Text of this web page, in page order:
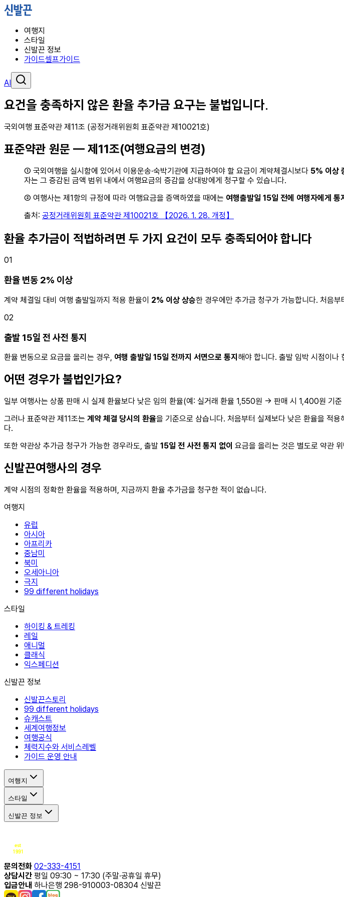
여행지
스타일
신발끈 정보
가이드셀프가이드
AI
요건을 충족하지 않은 환율 추가금 요구는 불법입니다.
국외여행 표준약관 제11조 (공정거래위원회 표준약관 제10021호)
표준약관 원문 — 제11조(여행요금의 변경)
① 국외여행을 실시함에 있어서 이용운송·숙박기관에 지급하여야 할 요금이 계약체결시보다 5% 이상
자는 그 증감된 금액 범위 내에서 여행요금의 증감을 상대방에게 청구할 수 있습니다.
② 여행사는 제1항의 규정에 따라 여행요금을 증액하였을 때에는 여행출발일 15일 전에 여행자에게 통
출처: 공정거래위원회 표준약관 제10021호 【2026. 1. 28. 개정】
환율 추가금이 적법하려면 두 가지 요건이 모두 충족되어야 합니다
01
환율 변동 2% 이상
계약 체결일 대비 여행 출발일까지 적용 환율이 2% 이상 상승한 경우에만 추가금 청구가 가능합니다. 처음
02
출발 15일 전 사전 통지
환율 변동으로 요금을 올리는 경우, 여행 출발일 15일 전까지 서면으로 통지 해야 합니다. 출발 임박 시점이나
어떤 경우가 불법인가요?
일부 여행사는 상품 판매 시 실제 환율보다 낮은 임의 환율(예: 실거래 환율 1,550원 → 판매 시 1,400원 기
그러나 표준약관 제11조는 계약 체결 당시의 환율을 기준으로 삼습니다. 처음부터 실제보다 낮은 환율을 적
다.
또한 약관상 추가금 청구가 가능한 경우라도, 출발 15일 전 사전 통지 없이 요금을 올리는 것은 별도로 약관
신발끈여행사의 경우
계약 시점의 정확한 환율을 적용하며, 지금까지 환율 추가금을 청구한 적이 없습니다.
여행지
유럽
아시아
아프리카
중남미
북미
오세아니아
극지
99 different holidays
스타일
하이킹 & 트레킹
레일
애니멀
클래식
익스페디션
신발끈 정보
신발끈스토리
99 different holidays
슈캐스트
세계여행정보
여행공식
체력지수와 서비스레벨
가이드 운영 안내
여행지
스타일
신발끈 정보
문의전화 02-333-4151
상담시간 평일 09:30 ~ 17:30 (주말·공휴일 휴무)
입금안내 하나은행 298-910003-08304 신발끈